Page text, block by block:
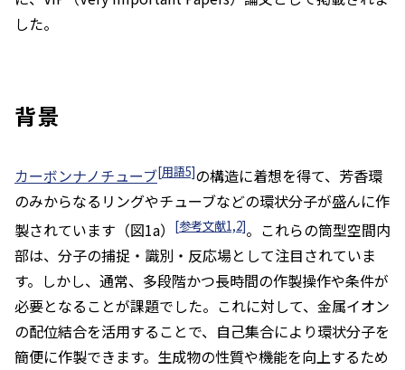
した。
背景
カーボンナノチューブ[用語5]の構造に着想を得て、芳香環
のみからなるリングやチューブなどの環状分子が盛んに作
製されています（図1a）
[参考文献1,2]。これらの筒型空間内
部は、分子の捕捉・識別・反応場として注目されていま
す。しかし、通常、多段階かつ長時間の作製操作や条件が
必要となることが課題でした。これに対して、金属イオン
の配位結合を活用することで、自己集合により環状分子を
簡便に作製できます。生成物の性質や機能を向上するため